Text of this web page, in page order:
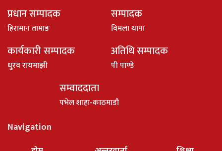
प्रधान सम्पादक
हिरामान तामाङ
सम्पादक
विमला थापा
कार्यकारी सम्पादक
धु्रव रायमाझी
अतिथि सम्पादक
पी पाण्डे
सम्वाददाता
पभेल शाहा-काठमाडौ
Navigation